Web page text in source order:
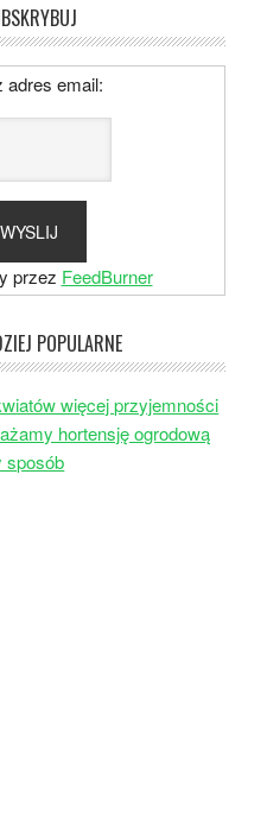
adres email:
przez FeedBurner
POPULARNE
więcej przyjemności
hortensję ogrodową
sposób